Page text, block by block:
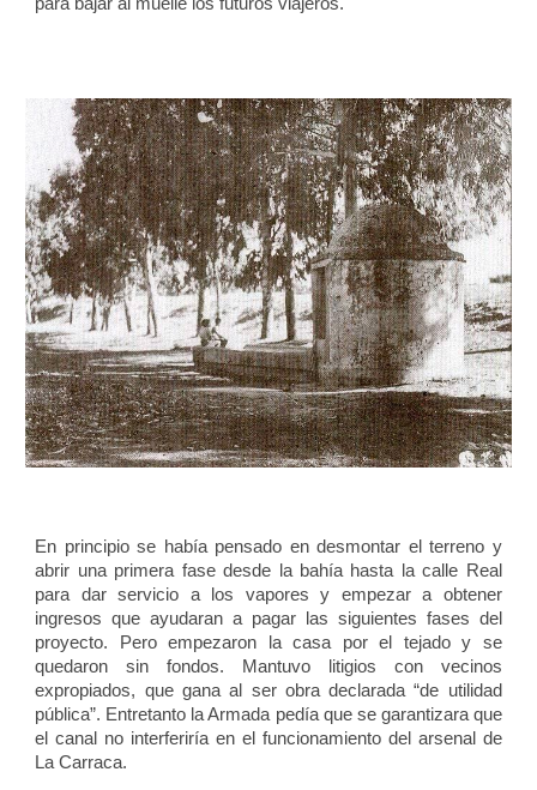
En principio se había pensado en desmontar el terreno y
abrir una primera fase desde la bahía hasta la calle Real
para dar servicio a los vapores y empezar a obtener
ingresos que ayudaran a pagar las siguientes fases del
proyecto. Pero empezaron la casa por el tejado y se
quedaron sin fondos. Mantuvo litigios con vecinos
expropiados, que gana al ser obra declarada “de utilidad
pública”. Entretanto la Armada pedía que se garantizara que
el canal no interferiría en el funcionamiento del arsenal de
La Carraca.